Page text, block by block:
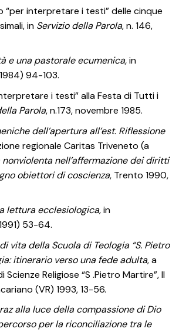
interpretare i testi” delle cinque
in Servizio della Parola, n. 146,
e una pastorale ecumenica,in
94-103.
i testi” alla Festa di Tutti i
Parola, n.173, novembre 1985.
dell’apertura all’est. Riflessione
regionale Caritas Triveneto (a
nonviolenta nell’affermazione dei diritti
obiettori di coscienza, Trento 1990,
lettura ecclesiologica,in
53-64.
vita della Scuola di Teologia “S. Pietro
itinerario verso una fede adulta, a
Scienze Religiose “S .Pietro Martire”, Il
(VR) 1993, 13-56.
alla luce della compassione di Dio
percorso per la riconciliazione tra le